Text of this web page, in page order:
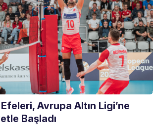
Avrupa Altın Ligi’ne
Başladı